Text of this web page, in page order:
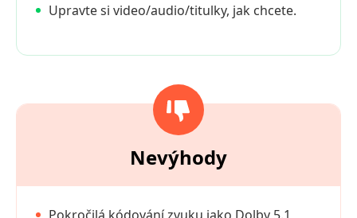
Upravte si video/audio/titulky, jak chcete.
Nevýhody
Pokročilá kódování zvuku jako Dolby 5.1